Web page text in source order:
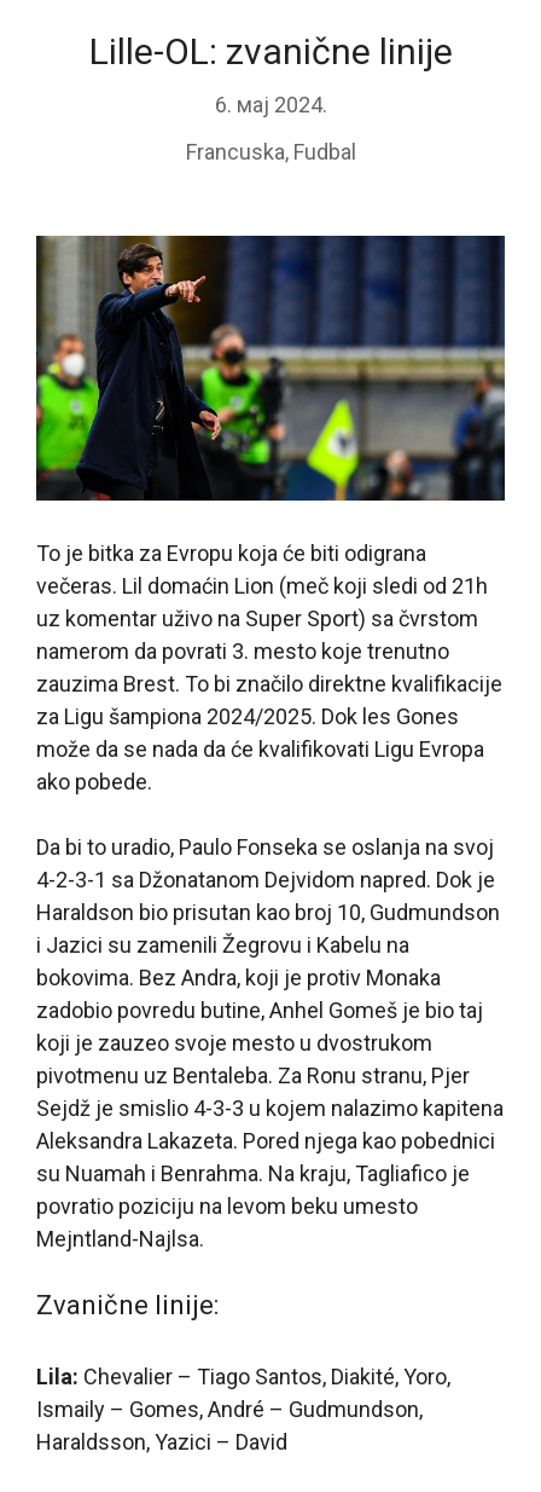
Lille-OL: zvanične linije
6. мај 2024.
Francuska, Fudbal
To je bitka za Evropu koja će biti odigrana
večeras. Lil domaćin Lion (meč koji sledi od 21h
uz komentar uživo na Super Sport) sa čvrstom
namerom da povrati 3. mesto koje trenutno
zauzima Brest. To bi značilo direktne kvalifikacije
za Ligu šampiona 2024/2025. Dok les Gones
može da se nada da će kvalifikovati Ligu Evropa
ako pobede.
Da bi to uradio, Paulo Fonseka se oslanja na svoj
4-2-3-1 sa Džonatanom Dejvidom napred. Dok je
Haraldson bio prisutan kao broj 10, Gudmundson
i Jazici su zamenili Žegrovu i Kabelu na
bokovima. Bez Andra, koji je protiv Monaka
zadobio povredu butine, Anhel Gomeš je bio taj
koji je zauzeo svoje mesto u dvostrukom
pivotmenu uz Bentaleba. Za Ronu stranu, Pjer
Sejdž je smislio 4-3-3 u kojem nalazimo kapitena
Aleksandra Lakazeta. Pored njega kao pobednici
su Nuamah i Benrahma. Na kraju, Tagliafico je
povratio poziciju na levom beku umesto
Mejntland-Najlsa.
Zvanične linije:
Lila: Chevalier – Tiago Santos, Diakité, Yoro,
Ismaily – Gomes, André – Gudmundson,
Haraldsson, Yazici – David